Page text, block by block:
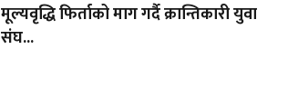
मूल्यवृद्धि फिर्ताको माग गर्दै क्रान्तिकारी युवा
संघ...